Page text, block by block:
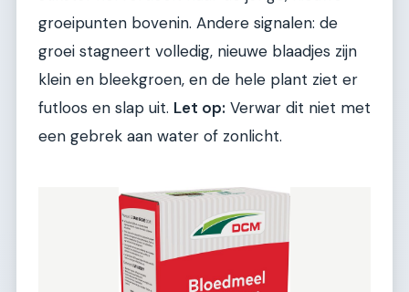
groeipunten bovenin. Andere signalen: de
groei stagneert volledig, nieuwe blaadjes zijn
klein en bleekgroen, en de hele plant ziet er
futloos en slap uit. Let op: Verwar dit niet met
een gebrek aan water of zonlicht.